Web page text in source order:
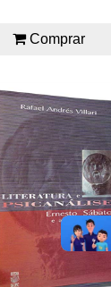
Comprar